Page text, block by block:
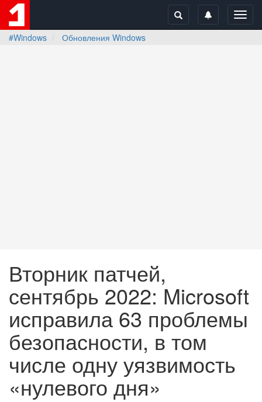
#Windows
Обновления Windows
Вторник патчей,
сентябрь 2022: Microsoft
исправила 63 проблемы
безопасности, в том
числе одну уязвимость
«нулевого дня»